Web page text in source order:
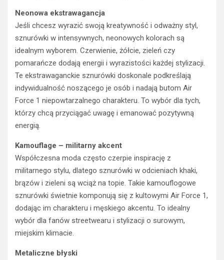
Neonowa ekstrawagancja
Jeśli chcesz wyrazić swoją kreatywność i odważny styl,
sznurówki w intensywnych, neonowych kolorach są
idealnym wyborem. Czerwienie, żółcie, zieleń czy
pomarańcze dodają energii i wyrazistości każdej stylizacji.
Te ekstrawaganckie sznurówki doskonale podkreślają
indywidualność noszącego je osób i nadają butom Air
Force 1 niepowtarzalnego charakteru. To wybór dla tych,
którzy chcą przyciągać uwagę i emanować pozytywną
energią.
Kamouflage – militarny akcent
Współczesna moda często czerpie inspirację z
militarnego stylu, dlatego sznurówki w odcieniach khaki,
brązów i zieleni są wciąż na topie. Takie kamouflogowe
sznurówki świetnie komponują się z kultowymi Air Force 1,
dodając im charakteru i męskiego akcentu. To idealny
wybór dla fanów streetwearu i stylizacji o surowym,
miejskim klimacie.
Metaliczne błyski